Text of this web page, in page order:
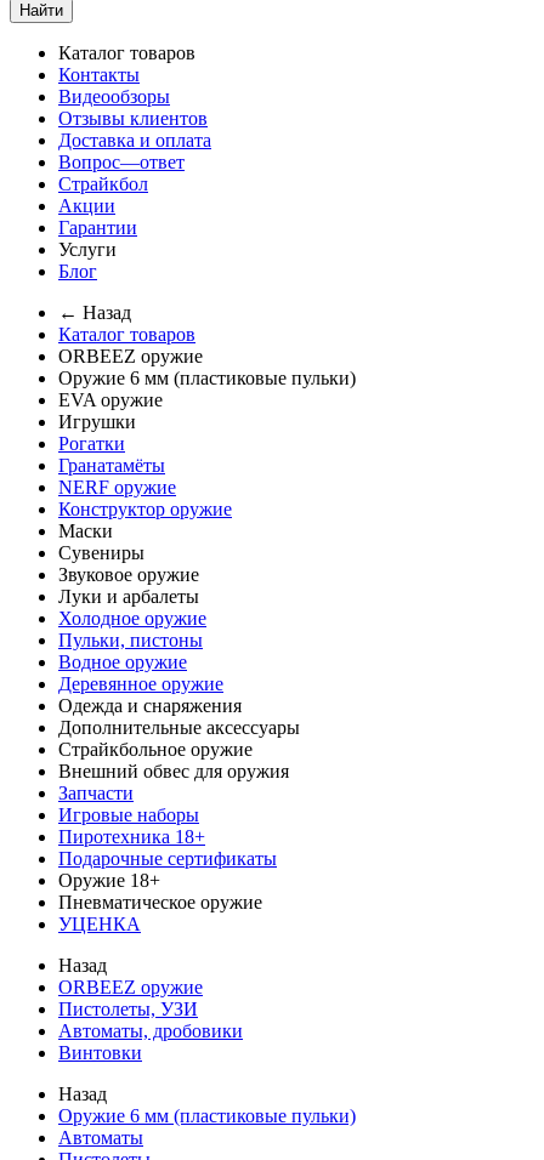
Найти
Каталог товаров
Контакты
Видеообзоры
Отзывы клиентов
Доставка и оплата
Вопрос—ответ
Страйкбол
Акции
Гарантии
Услуги
Блог
← Назад
Каталог товаров
ORBEEZ оружие
Оружие 6 мм (пластиковые пульки)
EVA оружие
Игрушки
Рогатки
Гранатамёты
NERF оружие
Конструктор оружие
Маски
Сувениры
Звуковое оружие
Луки и арбалеты
Холодное оружие
Пульки, пистоны
Водное оружие
Деревянное оружие
Одежда и снаряжения
Дополнительные аксессуары
Страйкбольное оружие
Внешний обвес для оружия
Запчасти
Игровые наборы
Пиротехника 18+
Подарочные сертификаты
Оружие 18+
Пневматическое оружие
УЦЕНКА
Назад
ORBEEZ оружие
Пистолеты, УЗИ
Автоматы, дробовики
Винтовки
Назад
Оружие 6 мм (пластиковые пульки)
Автоматы